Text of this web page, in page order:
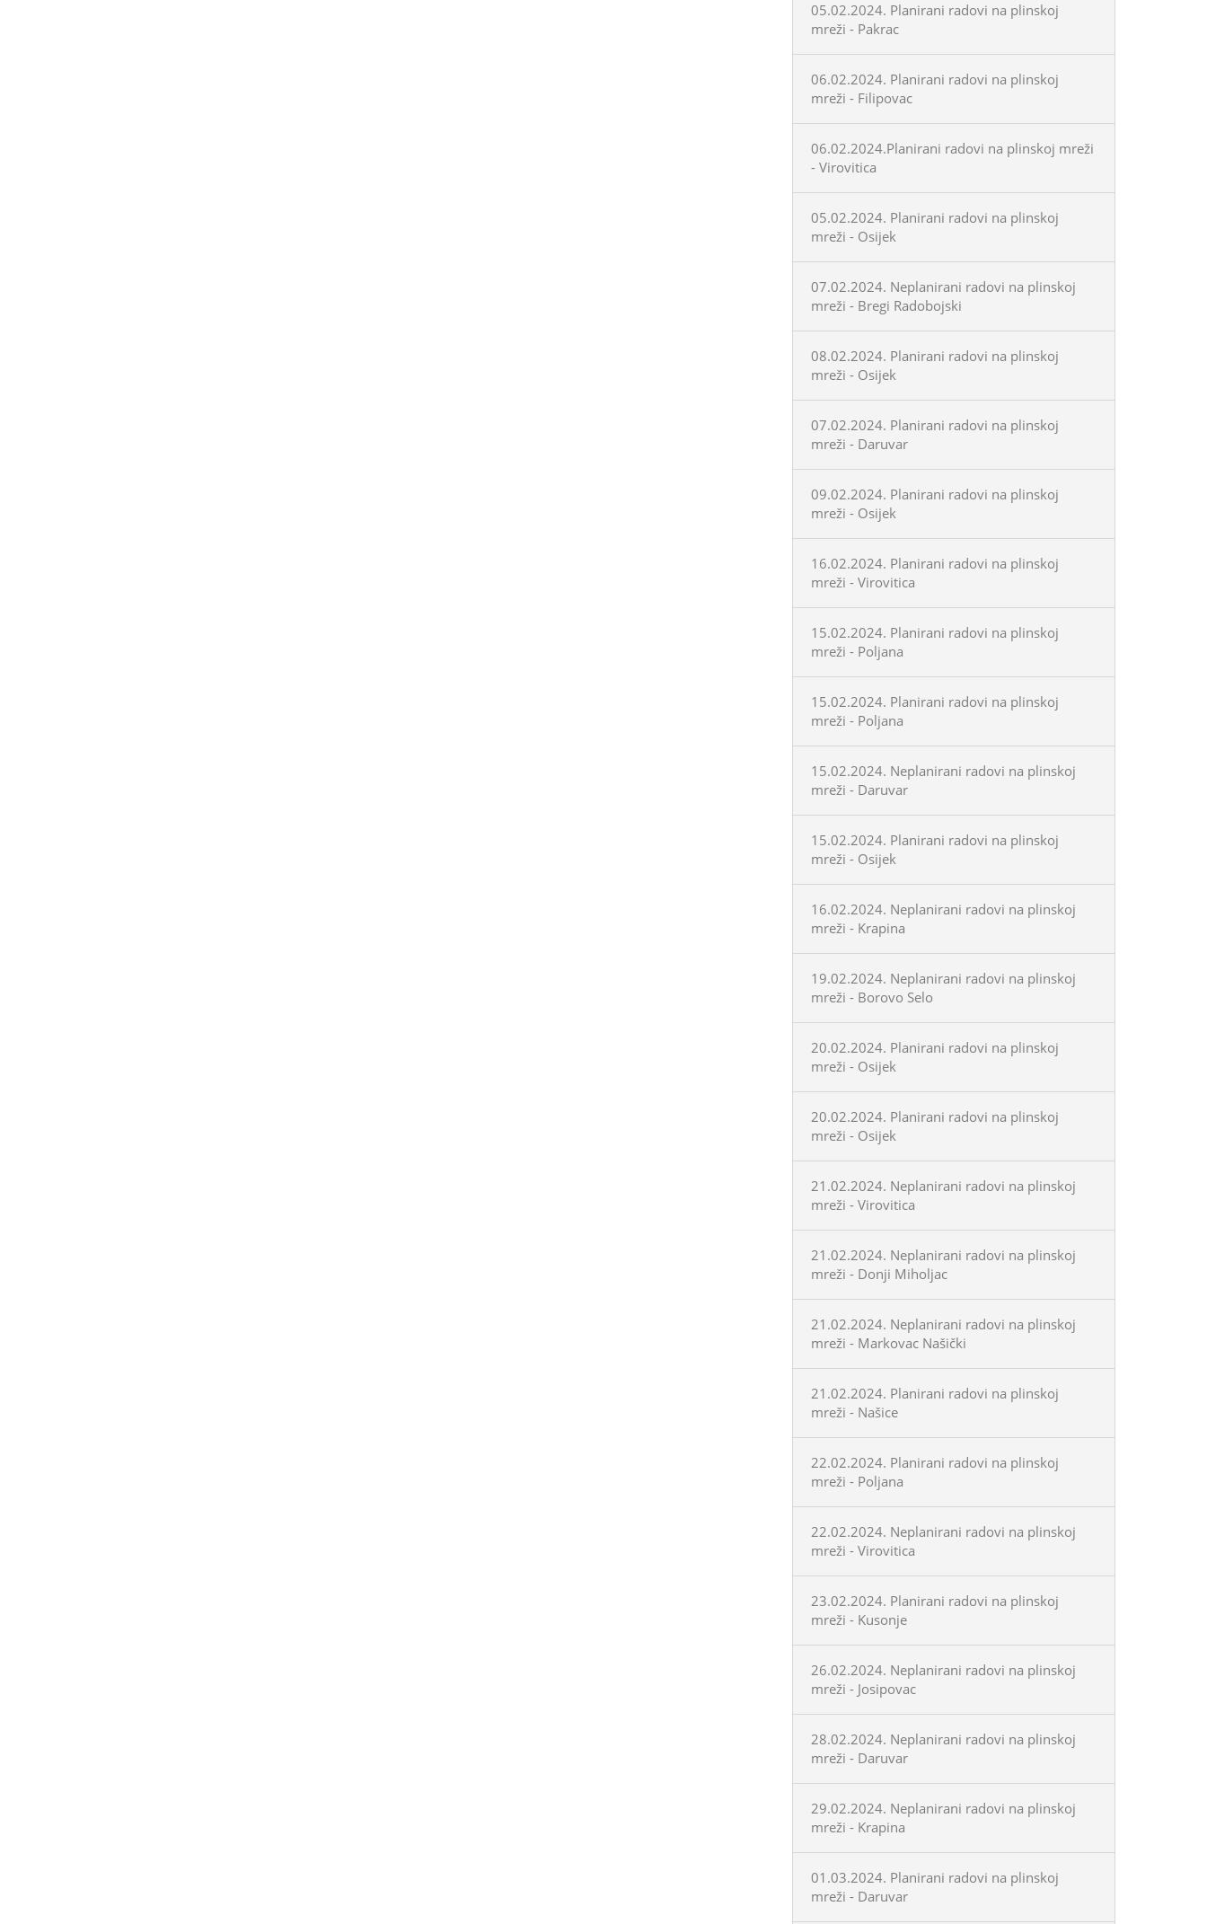
05.02.2024. Planirani radovi na plinskoj
mreži - Pakrac
06.02.2024. Planirani radovi na plinskoj
mreži - Filipovac
06.02.2024.Planirani radovi na plinskoj mreži
- Virovitica
05.02.2024. Planirani radovi na plinskoj
mreži - Osijek
07.02.2024. Neplanirani radovi na plinskoj
mreži - Bregi Radobojski
08.02.2024. Planirani radovi na plinskoj
mreži - Osijek
07.02.2024. Planirani radovi na plinskoj
mreži - Daruvar
09.02.2024. Planirani radovi na plinskoj
mreži - Osijek
16.02.2024. Planirani radovi na plinskoj
mreži - Virovitica
15.02.2024. Planirani radovi na plinskoj
mreži - Poljana
15.02.2024. Planirani radovi na plinskoj
mreži - Poljana
15.02.2024. Neplanirani radovi na plinskoj
mreži - Daruvar
15.02.2024. Planirani radovi na plinskoj
mreži - Osijek
16.02.2024. Neplanirani radovi na plinskoj
mreži - Krapina
19.02.2024. Neplanirani radovi na plinskoj
mreži - Borovo Selo
20.02.2024. Planirani radovi na plinskoj
mreži - Osijek
20.02.2024. Planirani radovi na plinskoj
mreži - Osijek
21.02.2024. Neplanirani radovi na plinskoj
mreži - Virovitica
21.02.2024. Neplanirani radovi na plinskoj
mreži - Donji Miholjac
21.02.2024. Neplanirani radovi na plinskoj
mreži - Markovac Našički
21.02.2024. Planirani radovi na plinskoj
mreži - Našice
22.02.2024. Planirani radovi na plinskoj
mreži - Poljana
22.02.2024. Neplanirani radovi na plinskoj
mreži - Virovitica
23.02.2024. Planirani radovi na plinskoj
mreži - Kusonje
26.02.2024. Neplanirani radovi na plinskoj
mreži - Josipovac
28.02.2024. Neplanirani radovi na plinskoj
mreži - Daruvar
29.02.2024. Neplanirani radovi na plinskoj
mreži - Krapina
01.03.2024. Planirani radovi na plinskoj
mreži - Daruvar